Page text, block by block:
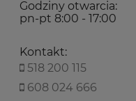
Godziny otwarcia:
pn-pt 8:00 - 17:00
Kontakt:
518 200 115
608 024 666